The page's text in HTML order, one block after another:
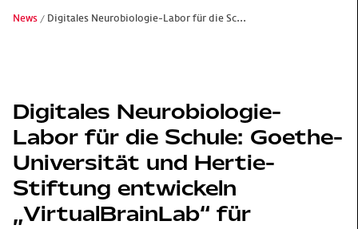
News Digitales Neurobiologie-Labor für die Sc...
Digitales Neurobiologie-
Labor für die Schule: Goethe-
Universität und Hertie-
Stiftung entwickeln
„VirtualBrainLab“ für